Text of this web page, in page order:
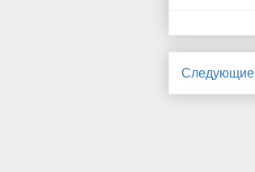
Следующие